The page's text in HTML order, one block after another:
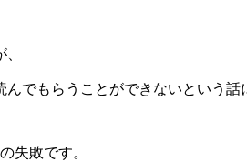
でもらうことができないという話
失敗です。